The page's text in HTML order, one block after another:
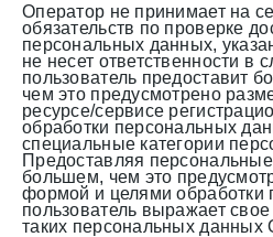
Оператор не принимает на
обязательств по проверке
персональных данных,
не несет ответственности в
пользователь предоставит
чем это предусмотрено
ресурсе/сервисе
обработки персональных
специальные категории
Предоставляя
большем, чем это
формой и целями обработки
пользователь выражает
таких персональных данных